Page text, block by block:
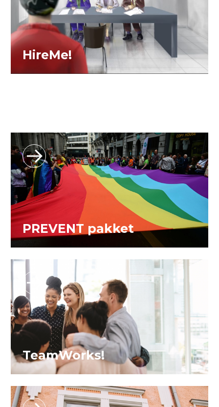
HireMe!
PREVENT pakket
TeamWorks!